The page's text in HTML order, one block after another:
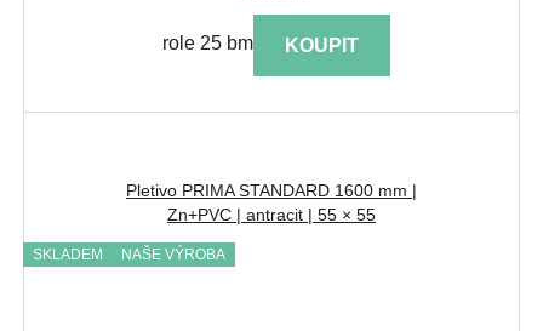
role 25 bm KOUPIT
Pletivo PRIMA STANDARD 1600 mm |
Zn+PVC | antracit | 55 × 55
SKLADEM NAŠE VÝROBA